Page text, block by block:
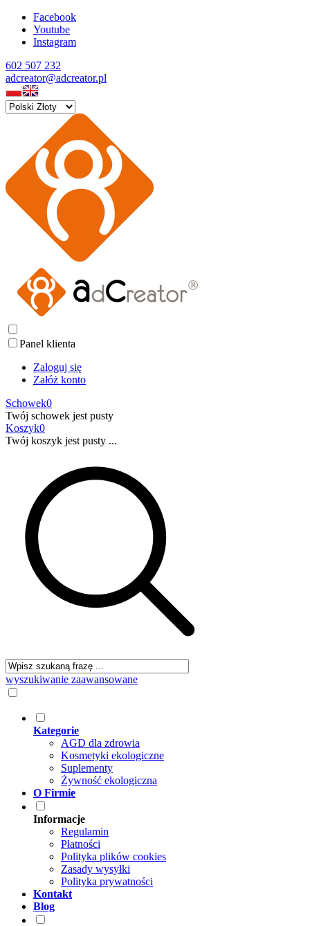
Facebook
Youtube
Instagram
602 507 232
adcreator@adcreator.pl
Panel klienta
Zaloguj się
Załóż konto
Schowek0
Twój schowek jest pusty
Koszyk0
Twój koszyk jest pusty ...
wyszukiwanie zaawansowane
Kategorie
AGD dla zdrowia
Kosmetyki ekologiczne
Suplementy
Żywność ekologiczna
O Firmie
Informacje
Regulamin
Płatności
Polityka plików cookies
Zasady wysyłki
Polityka prywatności
Kontakt
Blog